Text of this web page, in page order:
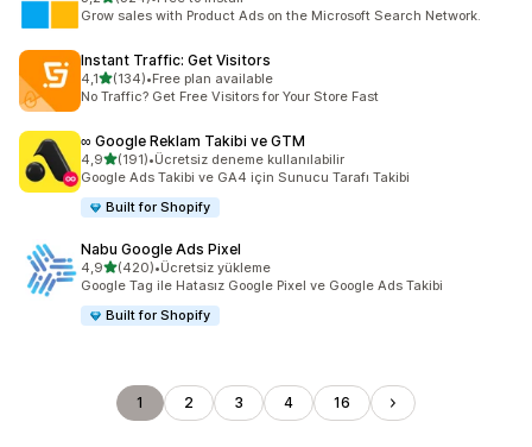
toplam 324 değerlendirme
Grow sales with Product Ads on the Microsoft Search Network.
Instant Traffic: Get Visitors
4,15 yıldız üzerinden
(134)
toplam 134 değerlendirme
•Free plan available
No Traffic? Get Free Visitors for Your Store Fast
∞ Google Reklam Takibi ve GTM
4,95 yıldız üzerinden
(191)
toplam 191 değerlendirme
•Ücretsiz deneme kullanılabilir
Google Ads Takibi ve GA4 için Sunucu Tarafı Takibi
Built for Shopify
Nabu Google Ads Pixel
4,95 yıldız üzerinden
(420)
toplam 420 değerlendirme
•Ücretsiz yükleme
Google Tag ile Hatasız Google Pixel ve Google Ads Takibi
Built for Shopify
1 2 3 4 16